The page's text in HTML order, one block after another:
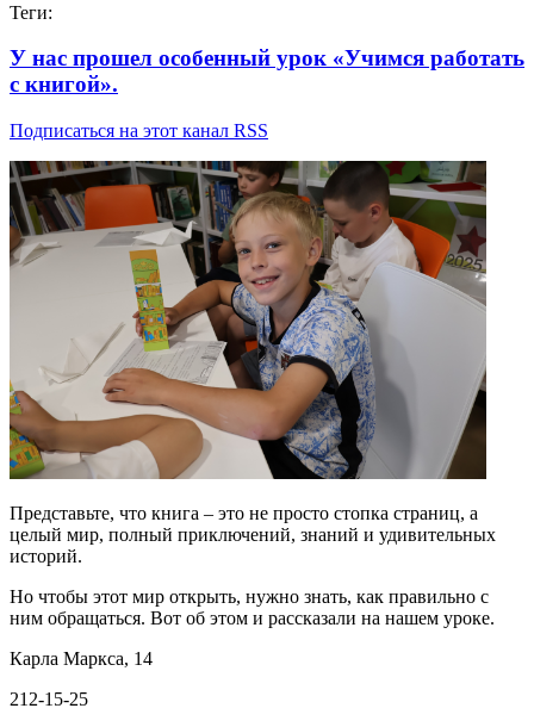
Теги:
У нас прошел особенный урок «Учимся работать
с книгой».
Подписаться на этот канал RSS
Представьте, что книга – это не просто стопка страниц, а
целый мир, полный приключений, знаний и удивительных
историй.
Но чтобы этот мир открыть, нужно знать, как правильно с
ним обращаться. Вот об этом и рассказали на нашем уроке.
Карла Маркса, 14
212-15-25